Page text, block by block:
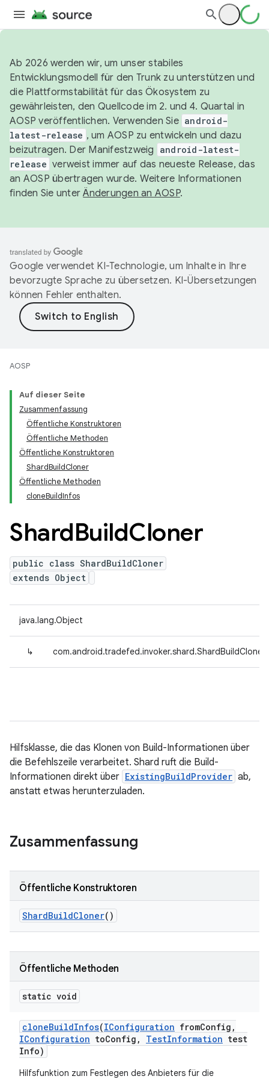
Ab 2026 werden wir, um unser stabiles
Entwicklungsmodell für den Trunk zu unterstützen und
die Plattformstabilität für das Ökosystem zu
gewährleisten, den Quellcode im 2. und 4. Quartal in
AOSP veröffentlichen. Verwenden Sie android-
latest-release , um AOSP zu entwickeln und dazu
beizutragen. Der Manifestzweig
android-latest-
release verweist immer auf das neueste Release, das
an AOSP übertragen wurde. Weitere Informationen
finden Sie unterÄnderungen an AOSP.
Google verwendet KI-Technologie, um Inhalte in Ihre
bevorzugte Sprache zu übersetzen. KI-Übersetzungen
können Fehler enthalten.
AOSP
Auf dieser Seite
Zusammenfassung
Öffentliche Konstruktoren
Öffentliche Methoden
Öffentliche Konstruktoren
ShardBuildCloner
Öffentliche Methoden
cloneBuildInfos
ShardBuildCloner
public class ShardBuildCloner
extends Object
java.lang.Object
↳ com.android.tradefed.invoker.shard.ShardBuildCloner
Hilfsklasse, die das Klonen von Build-Informationen über
die Befehlszeile verarbeitet. Shard ruft die Build-
Informationen direkt über ExistingBuildProvider ab,
anstatt etwas herunterzuladen.
Zusammenfassung
Öffentliche Konstruktoren
ShardBuildCloner()
Öffentliche Methoden
static void
cloneBuildInfos(IConfiguration fromConfig ,
IConfiguration toConfig , TestInformation test
Info)
Hilfsfunktion zum Festlegen des Anbieters für die